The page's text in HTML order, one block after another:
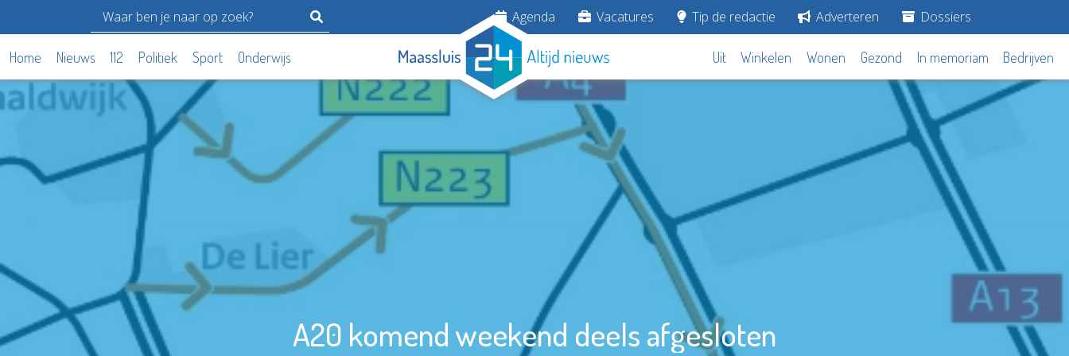
Agenda Vacatures Tip de redactie Adverteren Dossiers
Home Nieuws 112 Politiek Sport Onderwijs Uit Winkelen Wonen Gezond In memoriam Bedrijven
A20 komend weekend deels afgesloten